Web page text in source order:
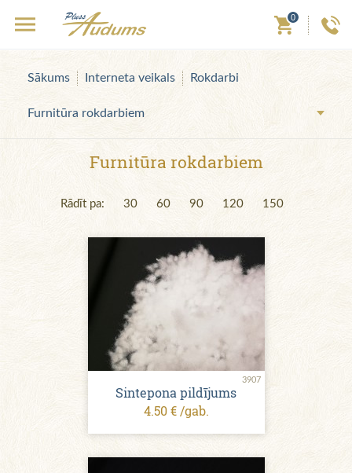
0
Sākums Interneta veikals Rokdarbi
Furnitūra rokdarbiem
Furnitūra rokdarbiem
Rādīt pa: 30 60 90 120 150
3907
Sintepona pildījums
4.50 € /gab.